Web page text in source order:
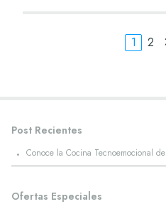
1 2
Post Recientes
· Conoce la Cocina Tecnoemocional
Ofertas Especiales